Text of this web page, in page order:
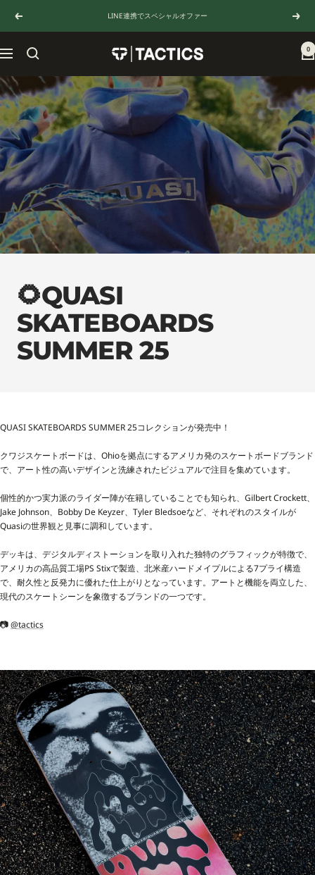
テ
ン
ツ
へ
ス
キ
ッ
プ
戻
る
LINE連携でスペシャルオファー
次
へ
ナ
ゲ
ー
シ
ョ
ン
TACTICS
JAPAN
0
🌻QUASI
SKATEBOARDS
SUMMER 25
QUASI SKATEBOARDS SUMMER 25コレクションが発売中！
クワジスケートボードは、Ohioを拠点にするアメリカ発のスケートボードブランド
で、アート性の高いデザインと洗練されたビジュアルで注目を集めています。
個性的かつ実力派のライダー陣が在籍していることでも知られ、Gilbert Crockett、
Jake Johnson、Bobby De Keyzer、Tyler Bledsoeなど、それぞれのスタイルが
Quasiの世界観と見事に調和しています。
デッキは、デジタルディストーションを取り入れた独特のグラフィックが特徴で、
アメリカの高品質工場PS Stixで製造、北米産ハードメイプルによる7プライ構造
で、耐久性と反発力に優れた仕上がりとなっています。アートと機能を両立した、
現代のスケートシーンを象徴するブランドの一つです。
📷@tactics